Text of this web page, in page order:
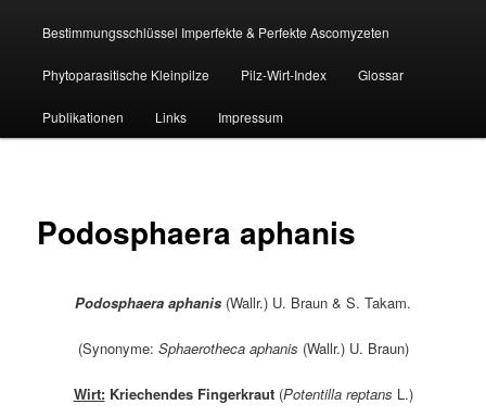
Bestimmungsschlüssel Imperfekte & Perfekte Ascomyzeten
Phytoparasitische Kleinpilze Pilz-Wirt-Index Glossar
Publikationen Links Impressum
Podosphaera aphanis
Podosphaera aphanis (Wallr.) U. Braun & S. Takam.
(Synonyme: Sphaerotheca aphanis (Wallr.) U. Braun)
Wirt:Kriechendes Fingerkraut(Potentilla reptans L.)